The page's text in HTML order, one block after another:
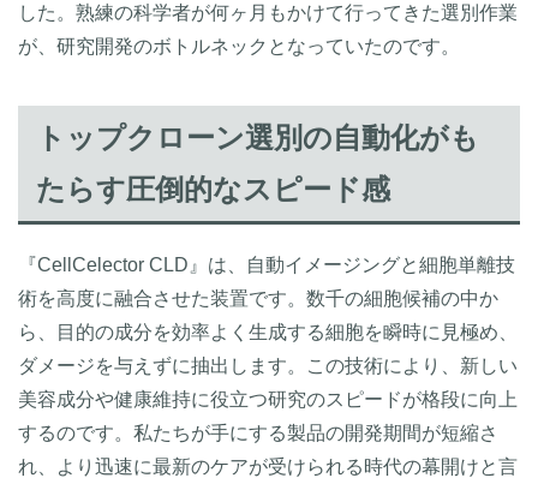
した。熟練の科学者が何ヶ月もかけて行ってきた選別作業
が、研究開発のボトルネックとなっていたのです。
トップクローン選別の自動化がも
たらす圧倒的なスピード感
『CellCelector CLD』は、自動イメージングと細胞単離技
術を高度に融合させた装置です。数千の細胞候補の中か
ら、目的の成分を効率よく生成する細胞を瞬時に見極め、
ダメージを与えずに抽出します。この技術により、新しい
美容成分や健康維持に役立つ研究のスピードが格段に向上
するのです。私たちが手にする製品の開発期間が短縮さ
れ、より迅速に最新のケアが受けられる時代の幕開けと言